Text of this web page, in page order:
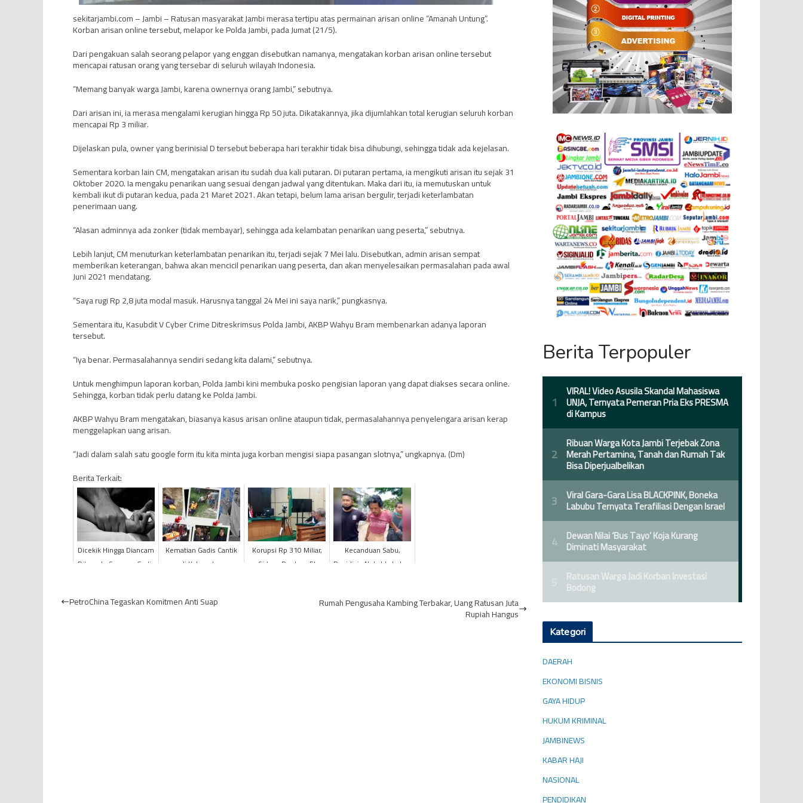
sekitarjambi.com – Jambi – Ratusan masyarakat Jambi merasa tertipu atas permainan arisan online “Amanah Untung”.
Korban arisan online tersebut, melapor ke Polda Jambi, pada Jumat (21/5).
Dari pengakuan salah seorang pelapor yang enggan disebutkan namanya, mengatakan korban arisan online tersebut
mencapai ratusan orang yang tersebar di seluruh wilayah Indonesia.
“Memang banyak warga Jambi, karena ownernya orang Jambi,” sebutnya.
Dari arisan ini, ia merasa mengalami kerugian hingga Rp 50 juta. Dikatakannya, jika dijumlahkan total kerugian seluruh korban
mencapai Rp 3 miliar.
Dijelaskan pula, owner yang berinisial D tersebut beberapa hari terakhir tidak bisa dihubungi, sehingga tidak ada kejelasan.
Sementara korban lain CM, mengatakan arisan itu sudah dua kali putaran. Di putaran pertama, ia mengikuti arisan itu sejak 31
Oktober 2020. Ia mengaku penarikan uang sesuai dengan jadwal yang ditentukan. Maka dari itu, ia memutuskan untuk
kembali ikut di putaran kedua, pada 21 Maret 2021. Akan tetapi, belum lama arisan bergulir, terjadi keterlambatan
penerimaan uang.
“Alasan adminnya ada zonker (tidak membayar), sehingga ada kelambatan penarikan uang peserta,” sebutnya.
Lebih lanjut, CM menuturkan keterlambatan penarikan itu, terjadi sejak 7 Mei lalu. Disebutkan, admin arisan sempat
memberikan keterangan, bahwa akan mencicil penarikan uang peserta, dan akan menyelesaikan permasalahan pada awal
Juni 2021 mendatang.
“Saya rugi Rp 2,8 juta modal masuk. Harusnya tanggal 24 Mei ini saya narik,” pungkasnya.
Sementara itu, Kasubdit V Cyber Crime Ditreskrimsus Polda Jambi, AKBP Wahyu Bram membenarkan adanya laporan
tersebut.
“Iya benar. Permasalahannya sendiri sedang kita dalami,” sebutnya.
Untuk menghimpun laporan korban, Polda Jambi kini membuka posko pengisian laporan yang dapat diakses secara online.
Sehingga, korban tidak perlu datang ke Polda Jambi.
AKBP Wahyu Bram mengatakan, biasanya kasus arisan online ataupun tidak, permasalahannya penyelengara arisan kerap
menggelapkan uang arisan.
“Jadi dalam salah satu google form itu kita minta juga korban mengisi siapa pasangan slotnya,” ungkapnya. (Dm)
Berita Terkait:
Dicekik Hingga Diancam
Dibunuh, Seorang Gadis
Kematian Gadis Cantik
di Kabupaten
Tim Khu...
Korupsi Rp 310 Miliar,
Sidang Perdana El
Kecanduan Sabu,
Residivis Nekat Lakukan
PetroChina Tegaskan Komitmen Anti Suap Rumah Pengusaha Kambing Terbakar, Uang Ratusan Juta
Rupiah Hangus
Berita Terpopuler
Kategori
DAERAH
EKONOMI BISNIS
GAYA HIDUP
HUKUM KRIMINAL
JAMBINEWS
KABAR HAJI
NASIONAL
PENDIDIKAN